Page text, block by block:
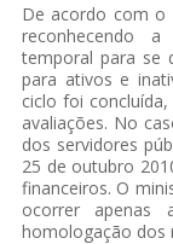
De acordo com o
reconhecendo
temporal para se
para ativos e
ciclo foi
avaliações. No
dos servidores
25 de outubro
financeiros. O
ocorrer
homologação dos